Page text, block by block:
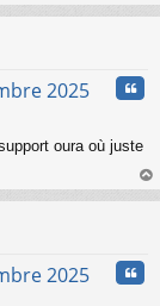
au
2025
oura où juste
au
2025